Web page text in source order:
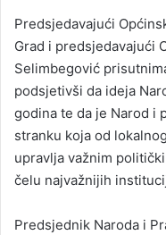
Predsjedavajući
Grad i predsjedavajući
Selimbegović
podsjetivši da ideja
godina te da je Narod i
stranku koja od
upravlja važnim
čelu najvažnijih
Predsjednik Naroda i